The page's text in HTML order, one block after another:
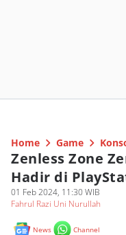
Home Game
Zenless Zone
Hadir di
01 Feb 2024, 11:30 WIB
Fahrul Razi Uni Nurullah
News Channel